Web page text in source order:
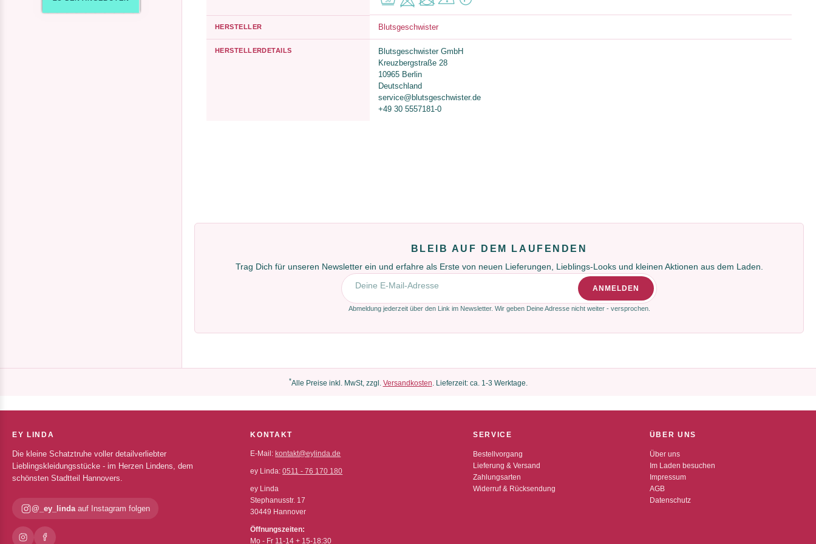
HERSTELLER Blutsgeschwister
HERSTELLERDETAILS
Blutsgeschwister GmbH
Kreuzbergstraße 28
10965 Berlin
Deutschland
service@blutsgeschwister.de
+49 30 5557181-0
BLEIB AUF DEM LAUFENDEN
Trag Dich für unseren Newsletter ein und erfahre als Erste von neuen Lieferungen, Lieblings-Looks und kleinen Aktionen aus dem Laden.
E-Mail-Adresse
ANMELDEN
Abmeldung jederzeit über den Link im Newsletter. Wir geben Deine Adresse nicht weiter - versprochen.
*Alle Preise inkl. MwSt, zzgl. Versandkosten. Lieferzeit: ca. 1-3 Werktage.
EY LINDA
Die kleine Schatztruhe voller detailverliebter
Lieblingskleidungsstücke - im Herzen Lindens, dem
schönsten Stadtteil Hannovers.
@_ey_lindaauf Instagram folgen
KONTAKT
E-Mail: kontakt@eylinda.de
ey Linda:0511 - 76 170 180
ey Linda
Stephanusstr. 17
30449 Hannover
Öffnungszeiten:
Mo - Fr 11-14 + 15-18:30
SERVICE
Bestellvorgang
Lieferung & Versand
Zahlungsarten
Widerruf & Rücksendung
ÜBER UNS
Über uns
Im Laden besuchen
Impressum
AGB
Datenschutz